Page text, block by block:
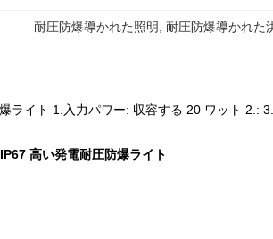
耐圧防爆導かれた照明 , 耐圧防爆導かれた
ライト 1.入力パワー: 収容する 20 ワット 2.:
高い発電耐圧防爆ライト